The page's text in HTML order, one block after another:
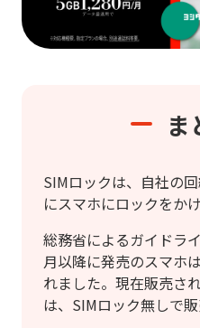
ま
SIMロックは、自社の
にスマホにロックをか
総務省によるガイドラ
月以降に発売のスマホ
れました。現在販売さ
は、SIMロック無しで販